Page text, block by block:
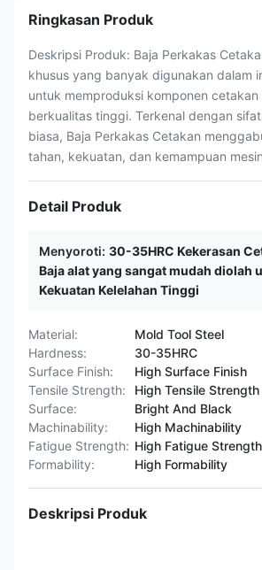
Ringkasan Produk
Deskripsi Produk: Baja Perkakas
khusus yang banyak digunakan dalam
untuk memproduksi komponen
berkualitas tinggi. Terkenal dengan
biasa, Baja Perkakas Cetakan
tahan, kekuatan, dan kemampuan
Detail Produk
Menyoroti: 30-35HRC Kekerasan
Baja alat yang sangat mudah diolah
Kekuatan Kelelahan Tinggi
Material:
Mold Tool Steel
Hardness:
30-35HRC
Surface Finish:
High Surface Finish
Tensile Strength:
High Tensile Strength
Surface:
Bright And Black
Machinability:
High Machinability
Fatigue Strength: High Fatigue Strength
Formability:
High Formability
Deskripsi Produk